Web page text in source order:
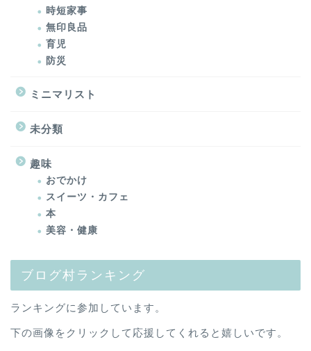
時短家事
無印良品
育児
防災
ミニマリスト
未分類
趣味
おでかけ
スイーツ・カフェ
本
美容・健康
ブログ村ランキング
ランキングに参加しています。
下の画像をクリックして応援してくれると嬉しいです。